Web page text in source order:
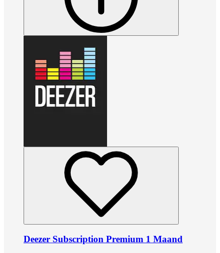
Deezer Subscription Premium 1 Maand